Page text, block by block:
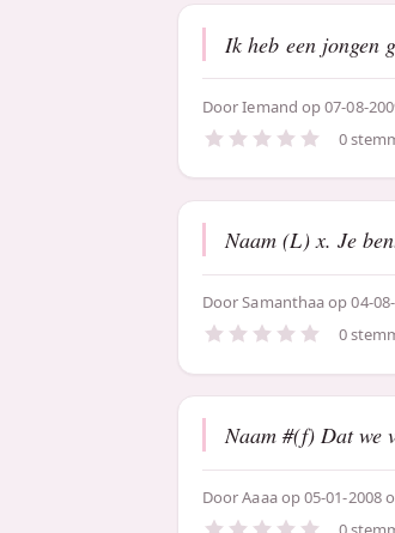
Ik heb een jongen
DoorIemand op 07-08-
0
Naam (L) x. Je
DoorSamanthaaop 04-
0
Naam #(f) Dat we
DoorAaaaop 05-01-2008